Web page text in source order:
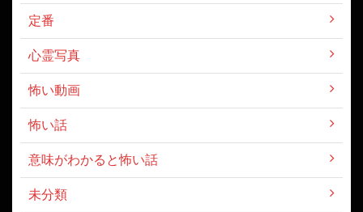
定番
心霊写真
怖い動画
怖い話
意味がわかると怖い話
未分類